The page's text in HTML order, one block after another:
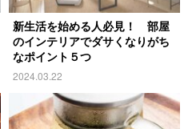
新生活を始める人必見！ 部屋
のインテリアでダサくなりがち
なポイント５つ
2024.03.22